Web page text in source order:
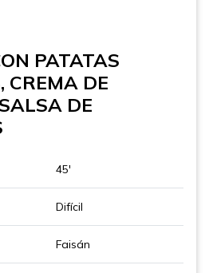
PATATAS
CREMA DE
DE
45'
Difícil
Faisán